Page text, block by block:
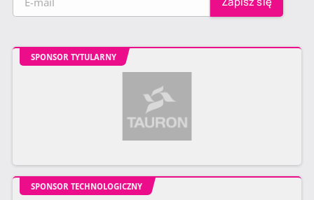
SPONSOR TYTULARNY
SPONSOR TECHNOLOGICZNY